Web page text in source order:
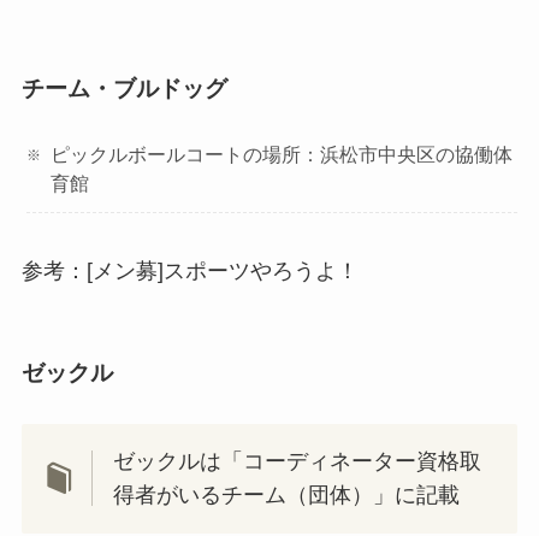
チーム・ブルドッグ
ピックルボールコートの場所：浜松市中央区の協働体
育館
参考：[メン募]スポーツやろうよ！
ゼックル
ゼックルは「コーディネーター資格取
得者がいるチーム（団体）」に記載